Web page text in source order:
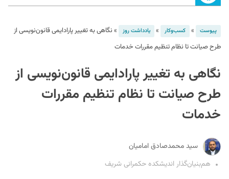
پیوست » کسب‌و‌کار » یادداشت روز » نگاهی به تغییر پارادایمی قانون‌نویسی از
طرح صیانت تا نظام تنظیم مقررات خدمات
نگاهی به تغییر پارادایمی قانون‌نویسی از
طرح صیانت تا نظام تنظیم مقررات
خدمات
سید محمدصادق امامیان
هم‌بنیان‌گذار اندیشکده حکمرانی شریف